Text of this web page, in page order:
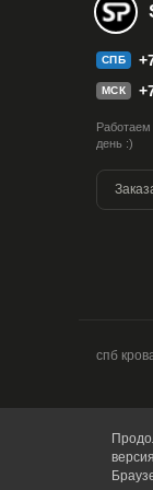
СПБ
МСК
день :)
спб